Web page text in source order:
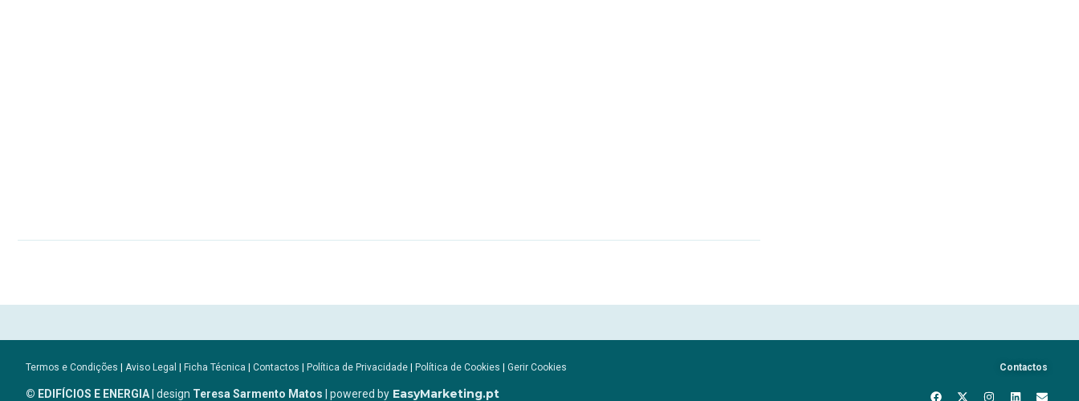
Termos e Condições | Aviso Legal | Ficha Técnica | Contactos | Política de Privacidade | Política de Cookies | Gerir Cookies
© EDIFÍCIOS E ENERGIA| design Teresa Sarmento Matos | powered by EasyMarketing.pt
Contactos